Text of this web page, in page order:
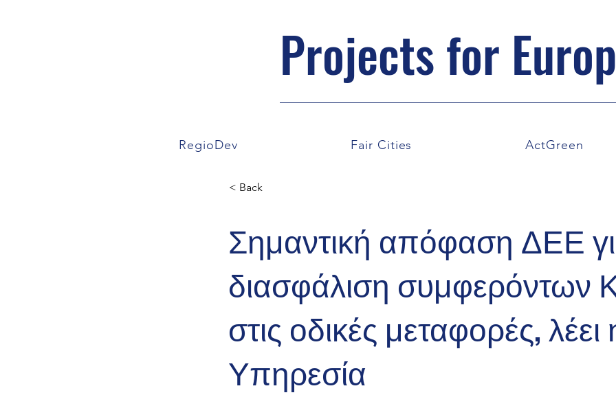
Projects for
RegioDev Fair Cities ActGreen
< Back
Σημαντική απόφαση ΔΕΕ
διασφάλιση συμφερόντων
στις οδικές μεταφορές,
Υπηρεσία